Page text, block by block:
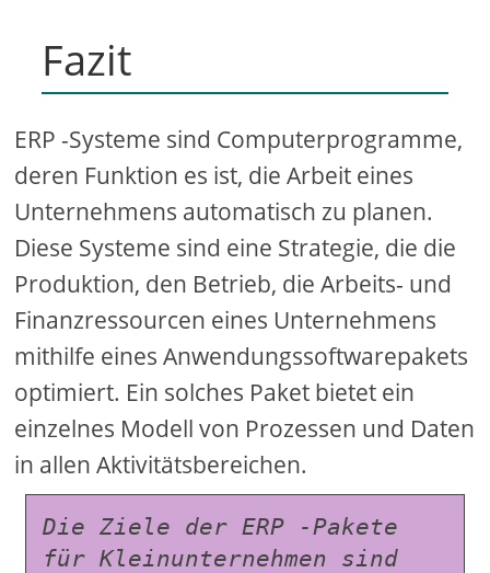
Fazit
ERP -Systeme sind Computerprogramme,
deren Funktion es ist, die Arbeit eines
Unternehmens automatisch zu planen.
Diese Systeme sind eine Strategie, die die
Produktion, den Betrieb, die Arbeits- und
Finanzressourcen eines Unternehmens
mithilfe eines Anwendungssoftwarepakets
optimiert. Ein solches Paket bietet ein
einzelnes Modell von Prozessen und Daten
in allen Aktivitätsbereichen.
Die Ziele der ERP -Pakete
für Kleinunternehmen sind